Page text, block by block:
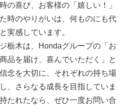
の喜び、お客様の「嬉しい！」
時のやりがいは、何ものにも代
実感しています。
栃木は、Hondaグループの「お
品を届け、喜んでいただく」と
念を大切に、それぞれの持ち場
、さらなる成長を目指していま
たれたなら、ぜひ一度お問い合